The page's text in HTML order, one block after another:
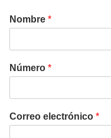
Nombre *
Número *
Correo electrónico *